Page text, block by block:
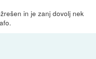
in je zanj dovolj nek